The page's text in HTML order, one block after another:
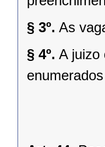
§ 3º. As
§ 4º. A juizo